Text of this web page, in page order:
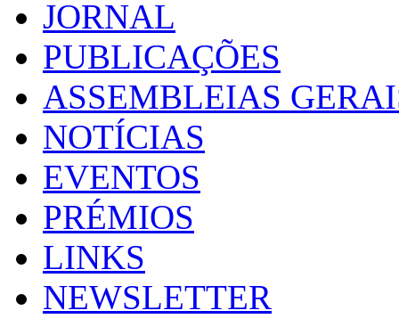
JORNAL
PUBLICAÇÕES
ASSEMBLEIAS
NOTÍCIAS
EVENTOS
PRÉMIOS
LINKS
NEWSLETTER